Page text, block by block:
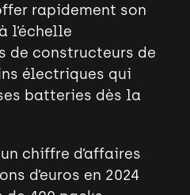
rapidement son
l’échelle
de constructeurs de
électriques qui
batteries dès la
un chiffre d’affaires
d’euros en 2024